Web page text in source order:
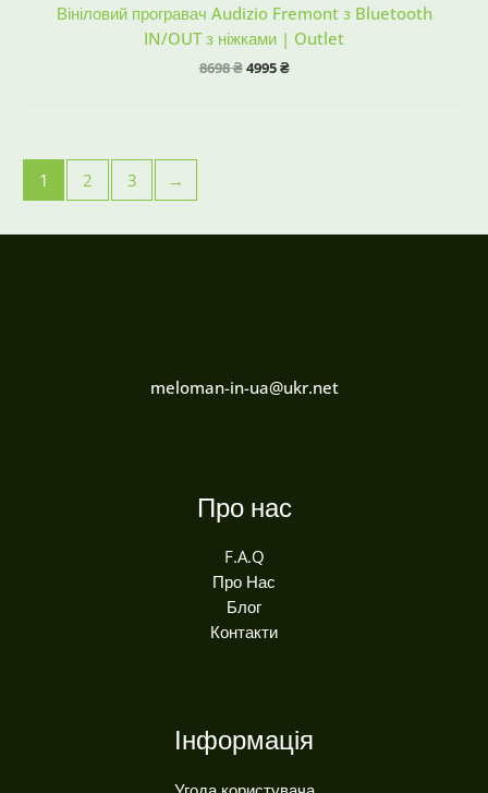
Вініловий програвач Audizio Fremont з Bluetooth
IN/OUT з ніжками | Outlet
8698₴4995₴
1 2 3 →
meloman-in-ua@ukr.net
Про нас
F.A.Q
Про Нас
Блог
Контакти
Інформація